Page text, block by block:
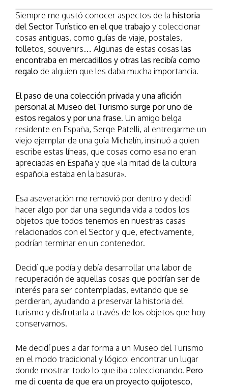
Siempre me gustó conocer aspectos de la historia
del Sector Turístico en el que trabajo y coleccionar
cosas antiguas, como guías de viaje, postales,
folletos, souvenirs… Algunas de estas cosas las
encontraba en mercadillos y otras las recibía como
regalo de alguien que les daba mucha importancia.
El paso de una colección privada y una afición
personal al Museo del Turismo surge por uno de
estos regalos y por una frase. Un amigo belga
residente en España, Serge Patelli, al entregarme un
viejo ejemplar de una guía Michelín, insinuó a quien
escribe estas líneas, que cosas como esa no eran
apreciadas en España y que «la mitad de la cultura
española estaba en la basura».
Esa aseveración me removió por dentro y decidí
hacer algo por dar una segunda vida a todos los
objetos que todos tenemos en nuestras casas
relacionados con el Sector y que, efectivamente,
podrían terminar en un contenedor.
Decidí que podía y debía desarrollar una labor de
recuperación de aquellas cosas que podrían ser de
interés para ser contempladas, evitando que se
perdieran, ayudando a preservar la historia del
turismo y disfrutarla a través de los objetos que hoy
conservamos.
Me decidí pues a dar forma a un Museo del Turismo
en el modo tradicional y lógico: encontrar un lugar
donde mostrar todo lo que iba coleccionando. Pero
me di cuenta de que era un proyecto quijotesco,